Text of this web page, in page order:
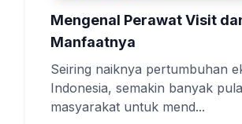
Mengenal Perawat Visit
Manfaatnya
Seiring naiknya pertumbuhan
Indonesia, semakin banyak
masyarakat untuk mend...